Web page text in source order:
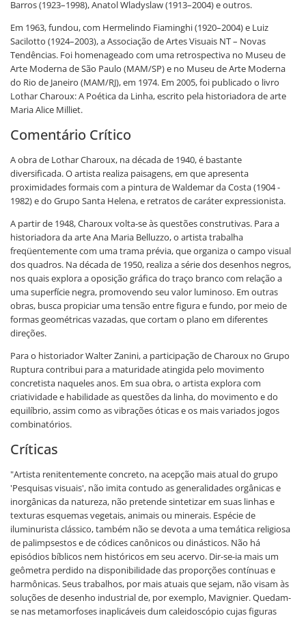
Barros (1923–1998), Anatol Wladyslaw (1913–2004) e outros.
Em 1963, fundou, com Hermelindo Fiaminghi (1920–2004) e Luiz
Sacilotto (1924–2003), a Associação de Artes Visuais NT – Novas
Tendências. Foi homenageado com uma retrospectiva no Museu de
Arte Moderna de São Paulo (MAM/SP) e no Museu de Arte Moderna
do Rio de Janeiro (MAM/RJ), em 1974. Em 2005, foi publicado o livro
Lothar Charoux: A Poética da Linha, escrito pela historiadora de arte
Maria Alice Milliet.
Comentário Crítico
A obra de Lothar Charoux, na década de 1940, é bastante
diversificada. O artista realiza paisagens, em que apresenta
proximidades formais com a pintura de Waldemar da Costa (1904 -
1982) e do Grupo Santa Helena, e retratos de caráter expressionista.
A partir de 1948, Charoux volta-se às questões construtivas. Para a
historiadora da arte Ana Maria Belluzzo, o artista trabalha
freqüentemente com uma trama prévia, que organiza o campo visual
dos quadros. Na década de 1950, realiza a série dos desenhos negros,
nos quais explora a oposição gráfica do traço branco com relação a
uma superfície negra, promovendo seu valor luminoso. Em outras
obras, busca propiciar uma tensão entre figura e fundo, por meio de
formas geométricas vazadas, que cortam o plano em diferentes
direções.
Para o historiador Walter Zanini, a participação de Charoux no Grupo
Ruptura contribui para a maturidade atingida pelo movimento
concretista naqueles anos. Em sua obra, o artista explora com
criatividade e habilidade as questões da linha, do movimento e do
equilíbrio, assim como as vibrações óticas e os mais variados jogos
combinatórios.
Críticas
"Artista renitentemente concreto, na acepção mais atual do grupo
'Pesquisas visuais', não imita contudo as generalidades orgânicas e
inorgânicas da natureza, não pretende sintetizar em suas linhas e
texturas esquemas vegetais, animais ou minerais. Espécie de
iluminurista clássico, também não se devota a uma temática religiosa
de palimpsestos e de códices canônicos ou dinásticos. Não há
episódios bíblicos nem históricos em seu acervo. Dir-se-ia mais um
geômetra perdido na disponibilidade das proporções contínuas e
harmônicas. Seus trabalhos, por mais atuais que sejam, não visam às
soluções de desenho industrial de, por exemplo, Mavignier. Quedam-
se nas metamorfoses inaplicáveis dum caleidoscópio cujas figuras